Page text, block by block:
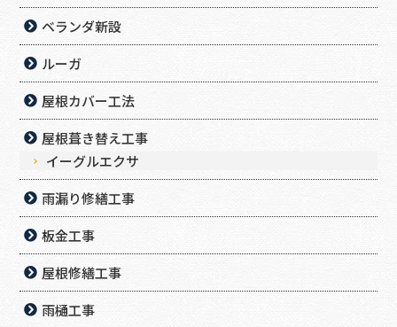
ベランダ新設
ルーガ
屋根カバー工法
屋根葺き替え工事
イーグルエクサ
雨漏り修繕工事
板金工事
屋根修繕工事
雨樋工事